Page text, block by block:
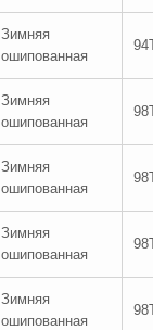
Зимняя
ошипованная
Зимняя
ошипованная
Зимняя
ошипованная
Зимняя
ошипованная
Зимняя
ошипованная